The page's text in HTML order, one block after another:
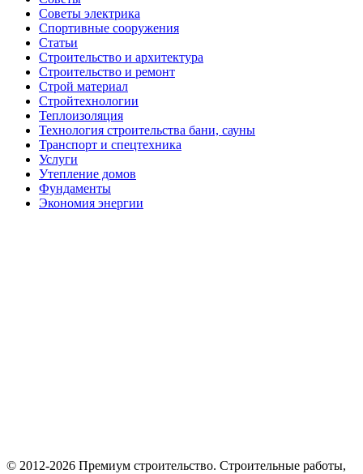
Советы электрика
Спортивные сооружения
Статьи
Строительство и архитектура
Строительство и ремонт
Строй материал
Стройтехнологии
Теплоизоляция
Технология строительства бани, сауны
Транспорт и спецтехника
Услуги
Утепление домов
Фундаменты
Экономия энергии
© 2012-2026 Премиум cтроительство. Cтроительные работы,